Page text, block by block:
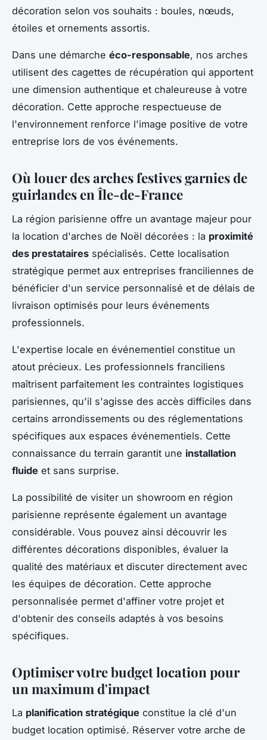
décoration selon vos souhaits : boules, nœuds,
étoiles et ornements assortis.
Dans une démarche éco-responsable, nos arches
utilisent des cagettes de récupération qui apportent
une dimension authentique et chaleureuse à votre
décoration. Cette approche respectueuse de
l'environnement renforce l'image positive de votre
entreprise lors de vos événements.
Où louer des arches festives garnies de
guirlandes en Île-de-France
La région parisienne offre un avantage majeur pour
la location d'arches de Noël décorées : la proximité
des prestataires spécialisés. Cette localisation
stratégique permet aux entreprises franciliennes de
bénéficier d'un service personnalisé et de délais de
livraison optimisés pour leurs événements
professionnels.
L'expertise locale en événementiel constitue un
atout précieux. Les professionnels franciliens
maîtrisent parfaitement les contraintes logistiques
parisiennes, qu'il s'agisse des accès difficiles dans
certains arrondissements ou des réglementations
spécifiques aux espaces événementiels. Cette
connaissance du terrain garantit une installation
fluide et sans surprise.
La possibilité de visiter un showroom en région
parisienne représente également un avantage
considérable. Vous pouvez ainsi découvrir les
différentes décorations disponibles, évaluer la
qualité des matériaux et discuter directement avec
les équipes de décoration. Cette approche
personnalisée permet d'affiner votre projet et
d'obtenir des conseils adaptés à vos besoins
spécifiques.
Optimiser votre budget location pour
un maximum d'impact
La planification stratégique constitue la clé d'un
budget location optimisé. Réserver votre arche de